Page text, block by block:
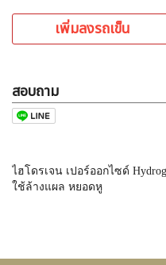
เพิ่มลงรถเข็น
สอบถาม
ไฮโดรเจน เปอร์ออกไซด์
ใช้ล้างแผล หยอดหู